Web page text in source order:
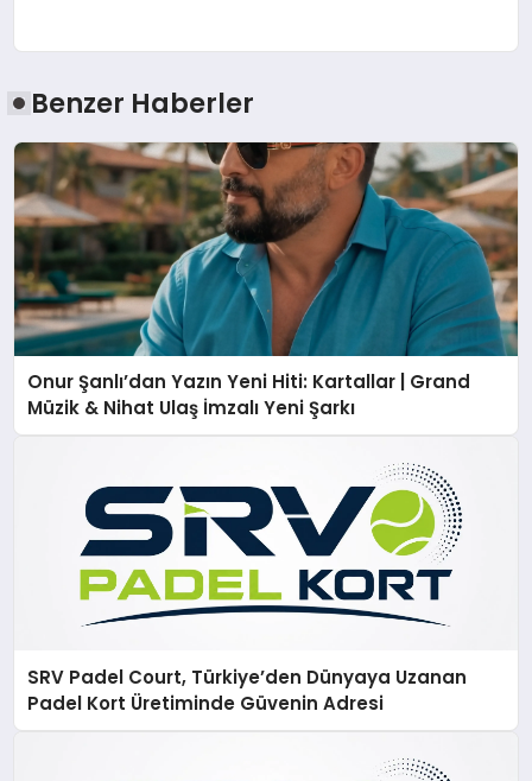
Benzer Haberler
Onur Şanlı’dan Yazın Yeni Hiti: Kartallar | Grand
Müzik & Nihat Ulaş İmzalı Yeni Şarkı
SRV Padel Court, Türkiye’den Dünyaya Uzanan
Padel Kort Üretiminde Güvenin Adresi